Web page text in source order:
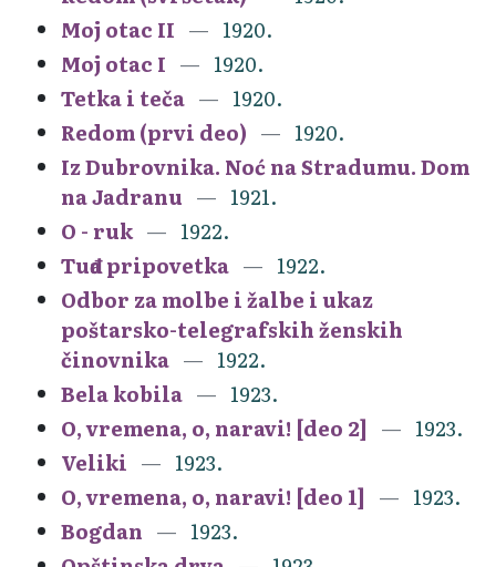
Moj otac II
1920.
Moj otac I
1920.
Tetka i teča
1920.
Redom (prvi deo)
1920.
Iz Dubrovnika. Noć na Stradumu. Dom
na Jadranu
1921.
O - ruk
1922.
Tuđa pripovetka
1922.
Odbor za molbe i žalbe i ukaz
poštarsko-telegrafskih ženskih
činovnika
1922.
Bela kobila
1923.
O, vremena, o, naravi! [deo 2]
1923.
Veliki
1923.
O, vremena, o, naravi! [deo 1]
1923.
Bogdan
1923.